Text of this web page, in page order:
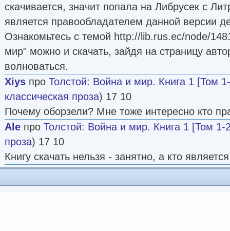
скачивается, значит попала на Либрусек с
является правообладателем данной версии
Ознакомьтесь с темой http://lib.rus.ec/node/
мир" можно и скачать, зайдя на страницу
волноваться.
Xiys про Толстой: Война и мир. Книга 1 [Том
классическая проза) 17 10
Почему оборзели? Мне тоже интересно кто
Ale про Толстой: Война и мир. Книга 1 [Том 1-
проза) 17 10
Книгу скачать нельзя - занятно, а кто